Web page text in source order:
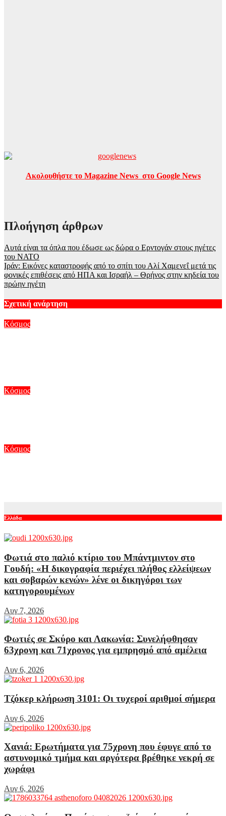
Ακολουθήστε το Magazine News στο Google News
Πλοήγηση άρθρων
Αυτά είναι τα όπλα που έδωσε ως δώρα ο Ερντογάν στους ηγέτες
του ΝΑΤΟ
Ιράν: Εικόνες καταστροφής από το σπίτι του Αλί Χαμενεΐ μετά τις
φονικές επιθέσεις από ΗΠΑ και Ισραήλ – Θρήνος στην κηδεία του
πρώην ηγέτη
Σχετική ανάρτηση
Κόσμος
Κόσμος
Κόσμος
Ελλάδα
Φωτιά στο παλιό κτίριο του Μπάντμιντον στο
Γουδή: «Η δικογραφία περιέχει πλήθος ελλείψεων
και σοβαρών κενών» λένε οι δικηγόροι των
κατηγορουμένων
Αυγ 7, 2026
Φωτιές σε Σκύρο και Λακωνία: Συνελήφθησαν
63χρονη και 71χρονος για εμπρησμό από αμέλεια
Αυγ 6, 2026
Τζόκερ κλήρωση 3101: Οι τυχεροί αριθμοί σήμερα
Αυγ 6, 2026
Χανιά: Ερωτήματα για 75χρονη που έφυγε από το
αστυνομικό τμήμα και αργότερα βρέθηκε νεκρή σε
χωράφι
Αυγ 6, 2026